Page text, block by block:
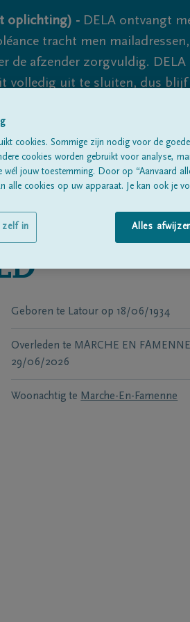
oplichting) - DELA ontvangt
tracht men
de afzender zorgvuldig.
volledig uit te sluiten, dus blijf
Alle
Geboren te Latour op 18/06/1934
Overleden te MARCHE EN FAMENNE
29/06/2026
Woonachtig te Marche-En-Famenne
cookies. Sommige zijn nodig voor de
cookies worden gebruikt voor analyse,
wél jouw toestemming. Door op “Aanvaard
alle cookies op uw apparaat. Je kan ook je
Alles
zelf in